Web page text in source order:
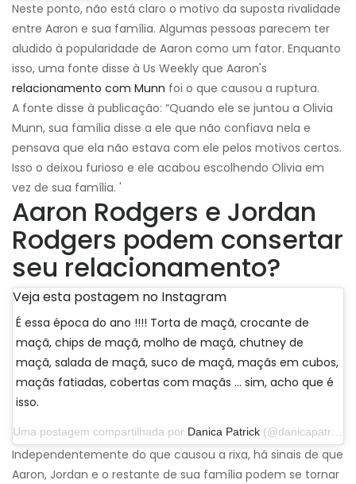
Neste ponto, não está claro o motivo da suposta rivalidade
entre Aaron e sua família. Algumas pessoas parecem ter
aludido à popularidade de Aaron como um fator. Enquanto
isso, uma fonte disse à Us Weekly que Aaron's
relacionamento com Munn foi o que causou a ruptura.
A fonte disse à publicação: “Quando ele se juntou a Olivia
Munn, sua família disse a ele que não confiava nela e
pensava que ela não estava com ele pelos motivos certos.
Isso o deixou furioso e ele acabou escolhendo Olivia em
vez de sua família. '
Aaron Rodgers e Jordan
Rodgers podem consertar
seu relacionamento?
Veja esta postagem no Instagram
É essa época do ano !!!! Torta de maçã, crocante de
maçã, chips de maçã, molho de maçã, chutney de
maçã, salada de maçã, suco de maçã, maçãs em cubos,
maçãs fatiadas, cobertas com maçãs ... sim, acho que é
isso.
Uma postagem compartilhada por Danica Patrick (@danicapatrick) em 29 de setembro de 2019 às 14h31 PDT
Independentemente do que causou a rixa, há sinais de que
Aaron, Jordan e o restante de sua família podem se tornar